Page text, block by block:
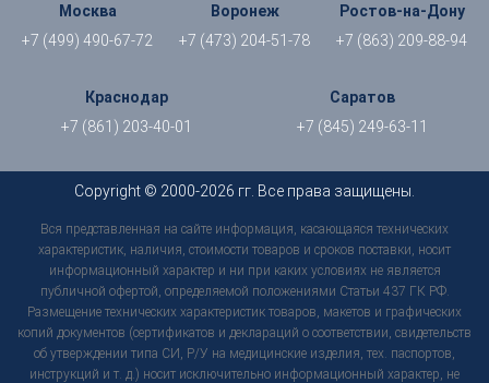
Москва
+7 (499) 490-67-72
Воронеж
+7 (473) 204-51-78
Ростов-на-Дону
+7 (863) 209-88-94
Краснодар
+7 (861) 203-40-01
Саратов
+7 (845) 249-63-11
Copyright © 2000-2026 гг. Все права защищены.
Вся представленная на сайте информация, касающаяся технических
характеристик, наличия, стоимости товаров и сроков поставки, носит
информационный характер и ни при каких условиях не является
публичной офертой, определяемой положениями Статьи 437 ГК РФ.
Размещение технических характеристик товаров, макетов и графических
копий документов (сертификатов и деклараций о соответствии, свидетельств
об утверждении типа СИ, Р/У на медицинские изделия, тех. паспортов,
инструкций и т. д.) носит исключительно информационный характер, не